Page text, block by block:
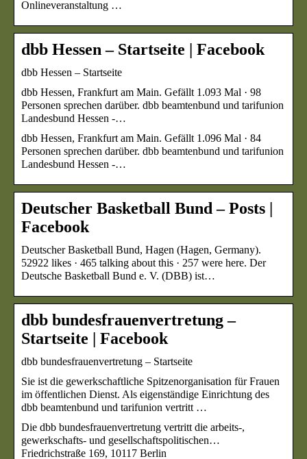
Onlineveranstaltung …
dbb Hessen – Startseite | Facebook
dbb Hessen – Startseite
dbb Hessen, Frankfurt am Main. Gefällt 1.093 Mal · 98
Personen sprechen darüber. dbb beamtenbund und tarifunion
Landesbund Hessen -…
dbb Hessen, Frankfurt am Main. Gefällt 1.096 Mal · 84
Personen sprechen darüber. dbb beamtenbund und tarifunion
Landesbund Hessen -…
Deutscher Basketball Bund – Posts |
Facebook
Deutscher Basketball Bund, Hagen (Hagen, Germany).
52922 likes · 465 talking about this · 257 were here. Der
Deutsche Basketball Bund e. V. (DBB) ist…
dbb bundesfrauenvertretung –
Startseite | Facebook
dbb bundesfrauenvertretung – Startseite
Sie ist die gewerkschaftliche Spitzenorganisation für Frauen
im öffentlichen Dienst. Als eigenständige Einrichtung des
dbb beamtenbund und tarifunion vertritt …
Die dbb bundesfrauenvertretung vertritt die arbeits-,
gewerkschafts- und gesellschaftspolitischen…
Friedrichstraße 169, 10117 Berlin